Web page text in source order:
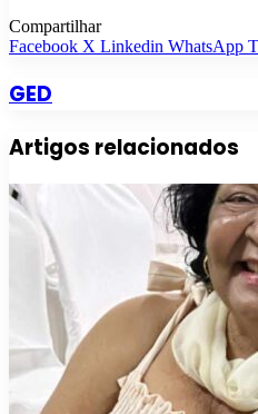
Compartilhar
Facebook X Linkedin WhatsApp
GED
Artigos relacionados